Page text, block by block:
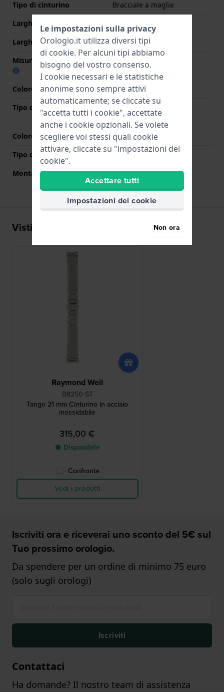
Tipo di cinturino
Bracciale a maglie
Larghezza cinturino
Larghezza tra Anse
21 mm
Misura cinturino alla fibbia
19 mm
Colore cinturino
Argento
Tipo di chiusura
bottoni
Colore Chiusura
Argento
Tipo di montatura
Perni a molla
Montatura dritta
No
Visti di recente
Raymond Weil
B8250-ST
Tango 21 mm Cinturino in acciaio
inossidabile
315,00 €
● Disponibile
Confronta
Vedi i prodotti
Iscriviti ora e riceverai uno sconto del 5€ sul
Tuo prossimo orologio.
Da spendere per un ordine di minimo 75 euro
(solo sugli orologi)
Iscriviti
Contattaci
Ha domande? Il nostro team di assistenza
Le impostazioni sulla privacy
Orologio.it utilizza diversi tipi
di cookie. Per alcuni tipi abbiamo
bisogno del vostro consenso.
I cookie necessari e le statistiche
anonime sono sempre attivi
automaticamente; se cliccate su
"accetta tutti i cookie", accettate
anche i cookie opzionali. Se volete
scegliere voi stessi quali cookie
attivare, cliccate su "impostazioni dei
cookie".
Accettare tutti
Impostazioni dei cookie
Non ora